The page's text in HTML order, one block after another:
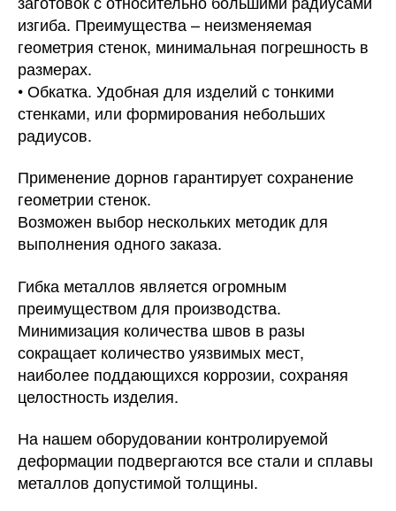
изгиба. Преимущества – неизменяемая
геометрия стенок, минимальная погрешность в
размерах.
• Обкатка. Удобная для изделий с тонкими
стенками, или формирования небольших
радиусов.
Применение дорнов гарантирует сохранение
геометрии стенок.
Возможен выбор нескольких методик для
выполнения одного заказа.
Гибка металлов является огромным
преимуществом для производства.
Минимизация количества швов в разы
сокращает количество уязвимых мест,
наиболее поддающихся коррозии, сохраняя
целостность изделия.
На нашем оборудовании контролируемой
деформации подвергаются все стали и сплавы
металлов допустимой толщины.